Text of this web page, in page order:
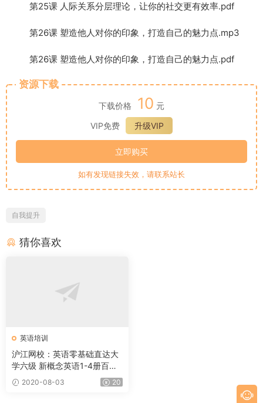
第25课 人际关系分层理论，让你的社交更有效率.pdf
第26课 塑造他人对你的印象，打造自己的魅力点.mp3
第26课 塑造他人对你的印象，打造自己的魅力点.pdf
资源下载
下载价格 10 元
VIP免费
升级VIP
立即购买
如有发现链接失效，请联系站长
自我提升
猜你喜欢
英语培训
沪江网校：英语零基础直达大
学六级 新概念英语1-4册百度
云下载
2020-08-03 20